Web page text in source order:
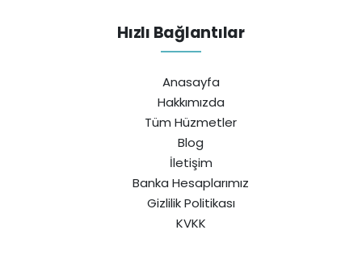
Hızlı Bağlantılar
Anasayfa
Hakkımızda
Tüm Hüzmetler
Blog
İletişim
Banka Hesaplarımız
Gizlilik Politikası
KVKK